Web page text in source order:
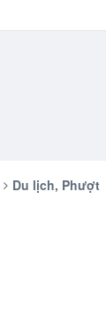
Du lịch, Phượt